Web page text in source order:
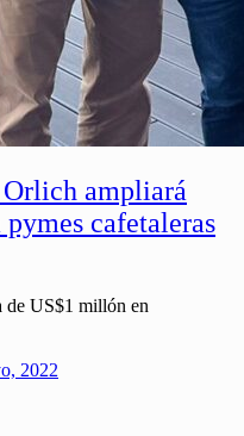
ampliará
cafetaleras
de US$1 millón en
2022